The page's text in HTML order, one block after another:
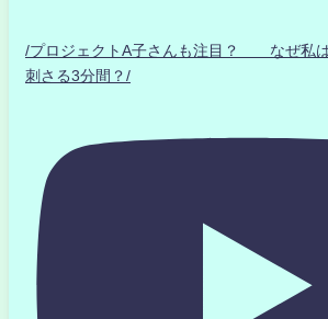
/プロジェクトA子さんも注目？ なぜ私
刺さる3分間？/